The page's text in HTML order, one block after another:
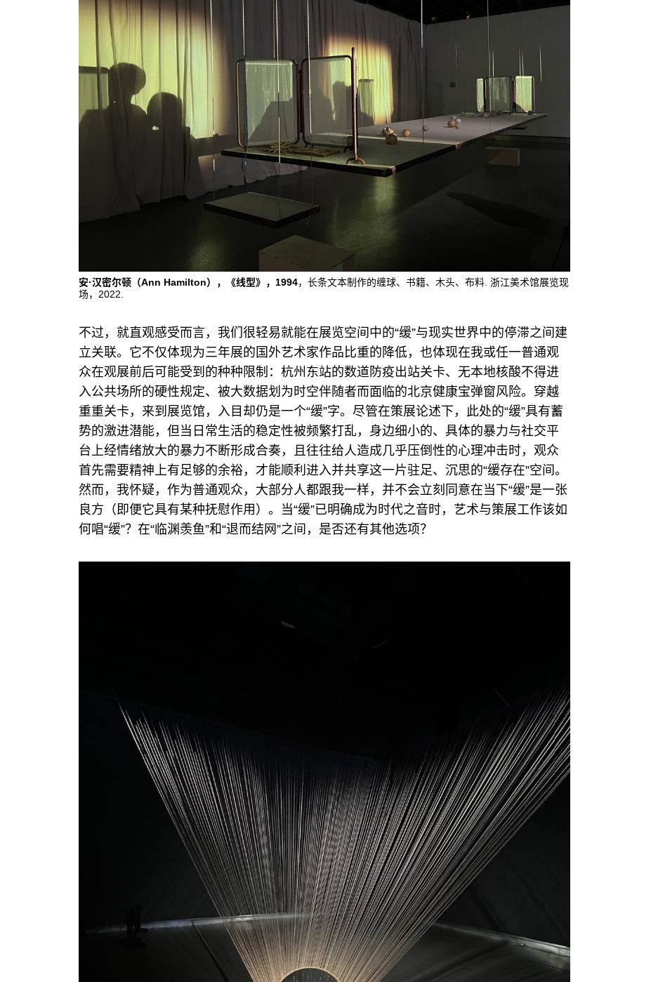
安·汉密尔顿（Ann Hamilton），《线型》，1994，长条文本制作的缠球、书籍、木头、布料. 浙江美术馆展览现
场，2022.
不过，就直观感受而言，我们很轻易就能在展览空间中的“缓”与现实世界中的停滞之间建
立关联。它不仅体现为三年展的国外艺术家作品比重的降低，也体现在我或任一普通观
众在观展前后可能受到的种种限制：杭州东站的数道防疫出站关卡、无本地核酸不得进
入公共场所的硬性规定、被大数据划为时空伴随者而面临的北京健康宝弹窗风险。穿越
重重关卡，来到展览馆，入目却仍是一个“缓”字。尽管在策展论述下，此处的“缓”具有蓄
势的激进潜能，但当日常生活的稳定性被频繁打乱，身边细小的、具体的暴力与社交平
台上经情绪放大的暴力不断形成合奏，且往往给人造成几乎压倒性的心理冲击时，观众
首先需要精神上有足够的余裕，才能顺利进入并共享这一片驻足、沉思的“缓存在”空间。
然而，我怀疑，作为普通观众，大部分人都跟我一样，并不会立刻同意在当下“缓”是一张
良方（即便它具有某种抚慰作用）。当“缓”已明确成为时代之音时，艺术与策展工作该如
何唱“缓”？在“临渊羡鱼”和“退而结网”之间，是否还有其他选项？